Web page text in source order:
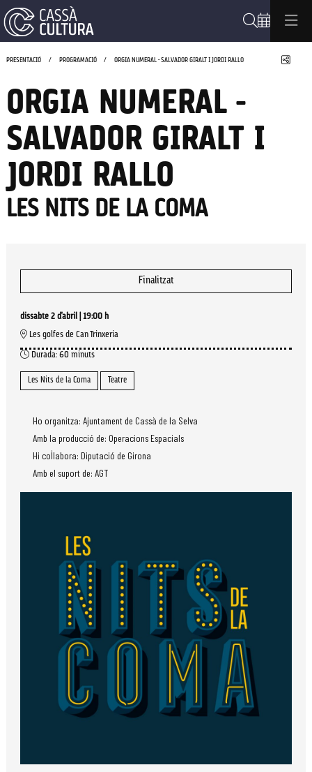
PRESENTACIÓ PROGRAMACIÓ ORGIA NUMERAL - SALVADOR GIRALT I JORDI RALLO
ORGIA NUMERAL -
SALVADOR GIRALT I
JORDI RALLO
LES NITS DE LA COMA
Finalitzat
dissabte 2 d’abril
19:00 h
Les golfes de Can Trinxeria
Durada: 60 minuts
Les Nits de la Coma Teatre
Ho organitza: Ajuntament de Cassà de la Selva
Amb la producció de: Operacions Espacials
Hi col·labora: Diputació de Girona
Amb el suport de: AGT